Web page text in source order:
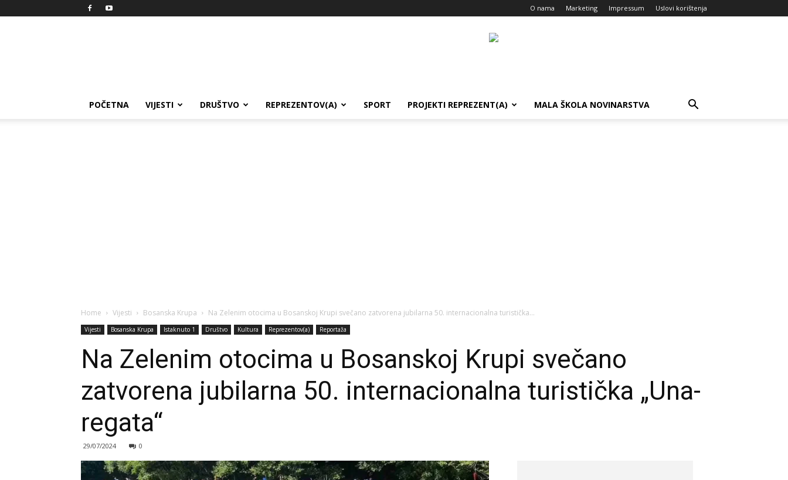
O nama Marketing Impressum Uslovi korištenja
POČETNA VIJESTI DRUŠTVO REPREZENTOV(A) SPORT PROJEKTI REPREZENT(A) MALA ŠKOLA NOVINARSTVA
Home Vijesti Bosanska Krupa Na Zelenim otocima u Bosanskoj Krupi svečano zatvorena jubilarna 50. internacionalna turistička...
Vijesti Bosanska Krupa Istaknuto 1 Društvo Kultura Reprezentov(a) Reportaža
Na Zelenim otocima u Bosanskoj Krupi svečano
zatvorena jubilarna 50. internacionalna turistička „Una-
regata“
29/07/2024 0